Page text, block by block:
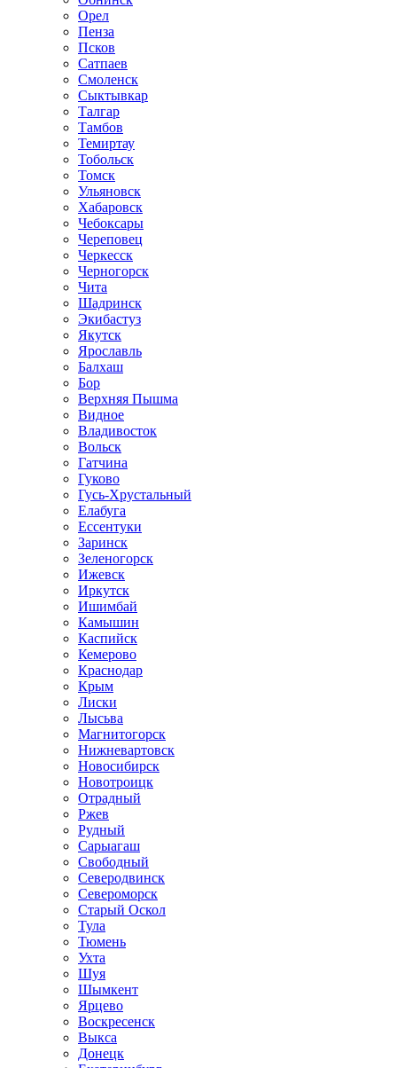
Орел
Пенза
Псков
Сатпаев
Смоленск
Сыктывкар
Талгар
Тамбов
Темиртау
Тобольск
Томск
Ульяновск
Хабаровск
Чебоксары
Череповец
Черкесск
Черногорск
Чита
Шадринск
Экибастуз
Якутск
Ярославль
Балхаш
Бор
Верхняя Пышма
Видное
Владивосток
Вольск
Гатчина
Гуково
Гусь-Хрустальный
Елабуга
Ессентуки
Заринск
Зеленогорск
Ижевск
Иркутск
Ишимбай
Камышин
Каспийск
Кемерово
Краснодар
Крым
Лиски
Лысьва
Магнитогорск
Нижневартовск
Новосибирск
Новотроицк
Отрадный
Ржев
Рудный
Сарыагаш
Свободный
Северодвинск
Североморск
Старый Оскол
Тула
Тюмень
Ухта
Шуя
Шымкент
Ярцево
Воскресенск
Выкса
Донецк